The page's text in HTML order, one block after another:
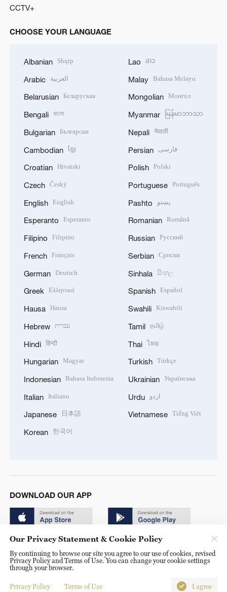
CCTV+
CHOOSE YOUR LANGUAGE
Albanian Shqip
Arabic العربية
Belarusian Беларуская
Bengali বাংলা
Bulgarian Български
Cambodian ខ្មែរ
Croatian Hrvatski
Czech Český
English English
Esperanto Esperanto
Filipino Filipino
French Français
German Deutsch
Greek Ελληνικά
Hausa Hausa
Hebrew עברית
Hindi हिन्दी
Hungarian Magyar
Indonesian Bahasa Indonesia
Italian Italiano
Japanese 日本語
Korean 한국어
Lao ລາວ
Malay Bahasa Melayu
Mongolian Монгол
Myanmar မြန်မာဘာသာ
Nepali नेपाली
Persian فارسی
Polish Polski
Portuguese Português
Pashto پښتو
Romanian Română
Russian Русский
Serbian Српски
Sinhala සිංහල
Spanish Español
Swahili Kiswahili
Tamil தமிழ்
Thai ไทย
Turkish Türkçe
Ukrainian Українська
Urdu اردو
Vietnamese Tiếng Việt
DOWNLOAD OUR APP
© China Radio International.CRI. All Rights Reserved. 16A
Shijingshan Road, Beijing, China. 100040
Our Privacy Statement & Cookie Policy
By continuing to browse our site you agree to our use of cookies, revised
Privacy Policy and Terms of Use. You can change your cookie settings
through your browser.
Privacy Policy Terms of Use I agree